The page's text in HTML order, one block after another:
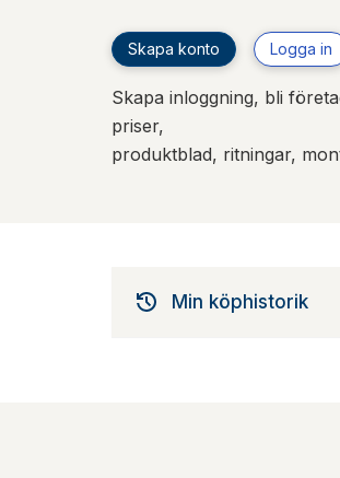
Skapa konto Logga in
Skapa inloggning, bli
priser,
produktblad, ritningar,
Min köphistorik